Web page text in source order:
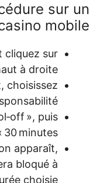
Ouvrez
Dans le
Touchez «
Un message
indiquant que